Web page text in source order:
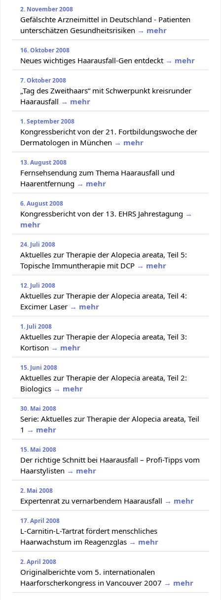
2. November 2008
Gefälschte Arzneimittel in Deutschland - Patienten
unterschätzen Gesundheitsrisiken → mehr
16. Oktober 2008
Neues wichtiges Haarausfall-Gen entdeckt → mehr
7. Oktober 2008
„Tag des Zweithaars“ mit Schwerpunkt kreisrunder
Haarausfall → mehr
1. September 2008
Kongressbericht von der 21. Fortbildungswoche der
Dermatologen in München → mehr
13. August 2008
Fernsehsendung zum Thema Haarausfall und
Haarentfernung → mehr
6. August 2008
Kongressbericht von der 13. EHRS Jahrestagung →
mehr
24. Juli 2008
Aktuelles zur Therapie der Alopecia areata, Teil 5:
Topische Immuntherapie mit DCP → mehr
12. Juli 2008
Aktuelles zur Therapie der Alopecia areata, Teil 4:
Excimer Laser → mehr
1. Juli 2008
Aktuelles zur Therapie der Alopecia areata, Teil 3:
Kortison → mehr
15. Juni 2008
Aktuelles zur Therapie der Alopecia areata, Teil 2:
Biologics → mehr
30. Mai 2008
Serie: Aktuelles zur Therapie der Alopecia areata, Teil
1 → mehr
15. Mai 2008
Der richtige Schnitt bei Haarausfall – Profi-Tipps vom
Haarstylisten → mehr
2. Mai 2008
Expertenrat zu vernarbendem Haarausfall → mehr
17. April 2008
L-Carnitin-L-Tartrat fördert menschliches
Haarwachstum im Reagenzglas → mehr
2. April 2008
Originalberichte vom 5. internationalen
Haarforscherkongress in Vancouver 2007 → mehr